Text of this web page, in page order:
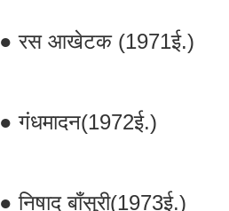
● रस आखेटक (1971ई.)
● गंधमादन(1972ई.)
● निषाद बाँसुरी(1973ई.)